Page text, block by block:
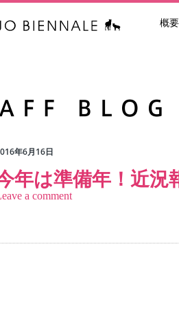
中之条ビエ
概要
年6月16日
年は準備年！近況
a comment